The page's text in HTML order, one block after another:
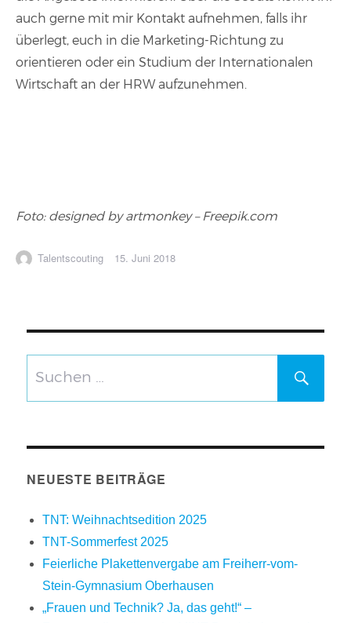
auch gerne mit mir Kontakt aufnehmen, falls ihr
überlegt, euch in die Marketing-Richtung zu
orientieren oder ein Studium der Internationalen
Wirtschaft an der HRW aufzunehmen.
Foto: designed by artmonkey – Freepik.com
Autor
Talentscouting
Veröffentlicht
15. Juni 2018
nach:
NEUESTE BEITRÄGE
TNT: Weihnachtsedition 2025
TNT-Sommerfest 2025
Feierliche Plakettenvergabe am Freiherr-vom-
Stein-Gymnasium Oberhausen
„Frauen und Technik? Ja, das geht!“ –